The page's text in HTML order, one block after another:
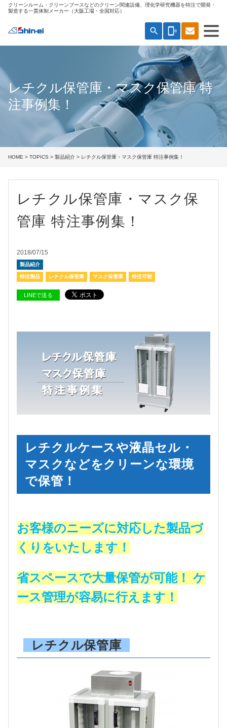
クリーンルーム・クリーンブースなどのクリーン関連設備、理化学研究機器を特注で開発・
製造する一貫体制メーカー（大阪工場・全国対応）
search phonelink_ring
レチクル保管庫・マスク保管庫 特
注事例集！
HOME > TOPICS > 製品紹介 > レチクル保管庫・マスク保管庫 特注事例集！
レチクル保管庫・マスク保
管庫 特注事例集！
2018/07/15
製品紹介
特注製品 レチクル保管庫 マスク保管庫 特注可能
LINEで送る
レチクルケースや液晶セル・
マスクなどをクリーンな環境
で保管！
お客様のニーズに対応した製品づ
くりをいたします！
省スペースで大量保管が可能！ ケ
ース管理が容易に行えます！
レチクル保管庫